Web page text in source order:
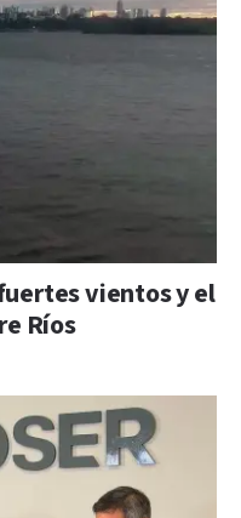
vientos y el
Ríos